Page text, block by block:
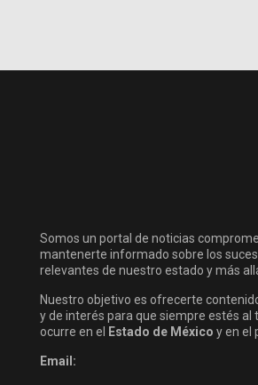
Somos un portal de noticias
mantenerte informado sobre los
relevantes de nuestro estado y más
Nuestro objetivo es ofrecerte
y de interés para que siempre estés al
ocurre en el
Estado de México y en el
Email: